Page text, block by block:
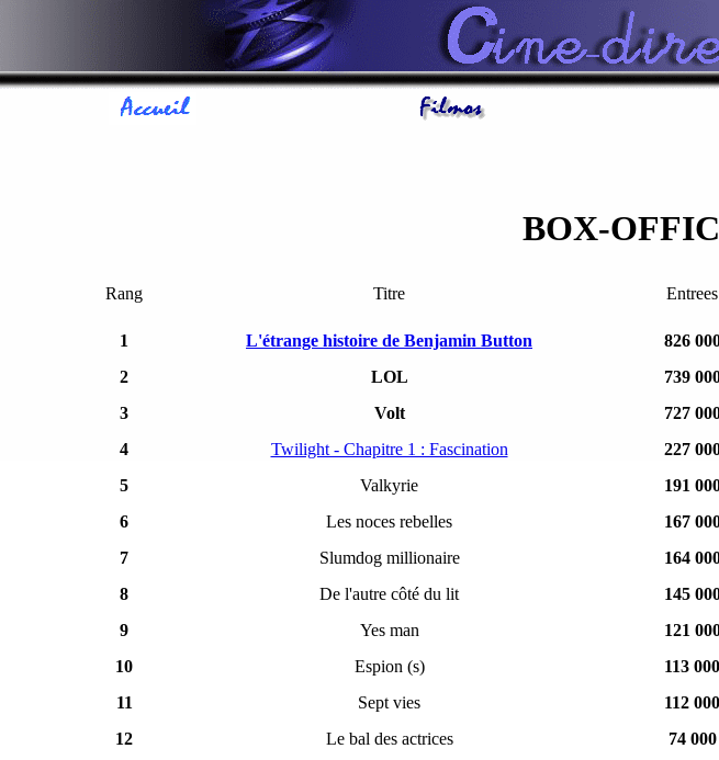
BOX-
Rang Titre Entrees
1 L'étrange histoire de Benjamin Button 826
2
LOL 739
3
Volt 727
4
Twilight - Chapitre 1 : Fascination 227
5
Valkyrie 191
6
Les noces rebelles 167
7
Slumdog millionaire 164
8
De l'autre côté du lit 145
9
Yes man 121
10
Espion (s) 113 000
11
Sept vies 112 000
12
Le bal des actrices 74 000